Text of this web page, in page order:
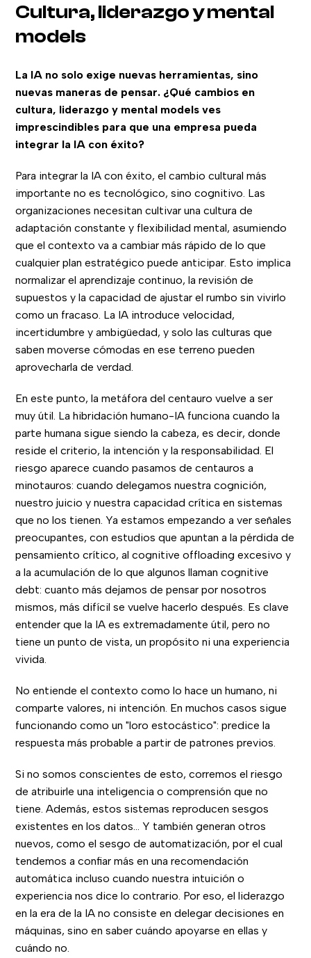
Cultura, liderazgo y mental
models
La IA no solo exige nuevas herramientas, sino
nuevas maneras de pensar. ¿Qué cambios en
cultura, liderazgo y mental models ves
imprescindibles para que una empresa pueda
integrar la IA con éxito?
Para integrar la IA con éxito, el cambio cultural más
importante no es tecnológico, sino cognitivo. Las
organizaciones necesitan cultivar una cultura de
adaptación constante y flexibilidad mental, asumiendo
que el contexto va a cambiar más rápido de lo que
cualquier plan estratégico puede anticipar. Esto implica
normalizar el aprendizaje continuo, la revisión de
supuestos y la capacidad de ajustar el rumbo sin vivirlo
como un fracaso. La IA introduce velocidad,
incertidumbre y ambigüedad, y solo las culturas que
saben moverse cómodas en ese terreno pueden
aprovecharla de verdad.
En este punto, la metáfora del centauro vuelve a ser
muy útil. La hibridación humano-IA funciona cuando la
parte humana sigue siendo la cabeza, es decir, donde
reside el criterio, la intención y la responsabilidad. El
riesgo aparece cuando pasamos de centauros a
minotauros: cuando delegamos nuestra cognición,
nuestro juicio y nuestra capacidad crítica en sistemas
que no los tienen. Ya estamos empezando a ver señales
preocupantes, con estudios que apuntan a la pérdida de
pensamiento crítico, al cognitive offloading excesivo y
a la acumulación de lo que algunos llaman cognitive
debt: cuanto más dejamos de pensar por nosotros
mismos, más difícil se vuelve hacerlo después. Es clave
entender que la IA es extremadamente útil, pero no
tiene un punto de vista, un propósito ni una experiencia
vivida.
No entiende el contexto como lo hace un humano, ni
comparte valores, ni intención. En muchos casos sigue
funcionando como un "loro estocástico": predice la
respuesta más probable a partir de patrones previos.
Si no somos conscientes de esto, corremos el riesgo
de atribuirle una inteligencia o comprensión que no
tiene. Además, estos sistemas reproducen sesgos
existentes en los datos… Y también generan otros
nuevos, como el sesgo de automatización, por el cual
tendemos a confiar más en una recomendación
automática incluso cuando nuestra intuición o
experiencia nos dice lo contrario. Por eso, el liderazgo
en la era de la IA no consiste en delegar decisiones en
máquinas, sino en saber cuándo apoyarse en ellas y
cuándo no.